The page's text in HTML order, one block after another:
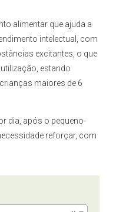
alimentar que ajuda a
intelectual, com
excitantes, o que
estando
maiores de 6
dia, após o pequeno-
reforçar, com